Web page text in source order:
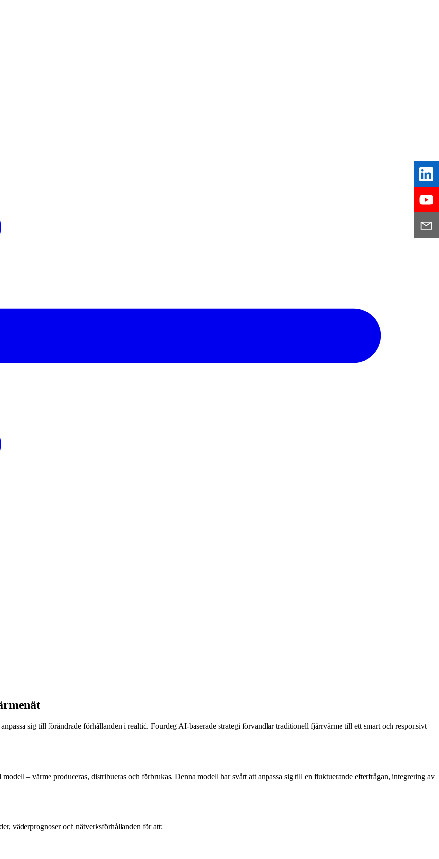
sig till förändrade förhållanden i realtid. Fourdeg AI-baserade strategi förvandlar traditionell fjärrvärme till ett smart och responsivt
– värme produceras, distribueras och förbrukas. Denna modell har svårt att anpassa sig till en fluktuerande efterfrågan, integrering av
väderprognoser och nätverksförhållanden för att: